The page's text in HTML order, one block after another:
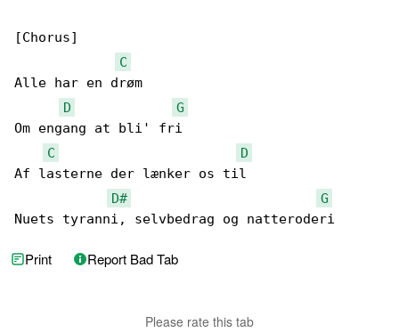
[Chorus]
C
Alle har en drøm
D
G
Om engang at bli' fri
C
D
Af lasterne der lænker os til
D#
G
Nuets tyranni, selvbedrag og natteroderi
Print Report Bad Tab
Please rate this tab